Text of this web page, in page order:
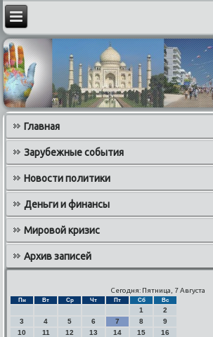
Главная
Зарубежные события
Новости политики
Деньги и финансы
Мировой кризис
Архив записей
Сегодня: Пятница, 7 Августа
Пн Вт Ср Чт Пт Сб Вс
1
2
3
4 5 6 7 8
9
10
11 12 13 14 15
16